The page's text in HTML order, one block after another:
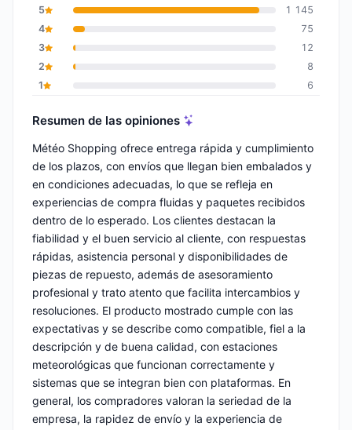
5
1 145
4
75
3
12
2
8
1
6
Resumen de las opiniones
Météo Shopping ofrece entrega rápida y cumplimiento
de los plazos, con envíos que llegan bien embalados y
en condiciones adecuadas, lo que se refleja en
experiencias de compra fluidas y paquetes recibidos
dentro de lo esperado. Los clientes destacan la
fiabilidad y el buen servicio al cliente, con respuestas
rápidas, asistencia personal y disponibilidades de
piezas de repuesto, además de asesoramiento
profesional y trato atento que facilita intercambios y
resoluciones. El producto mostrado cumple con las
expectativas y se describe como compatible, fiel a la
descripción y de buena calidad, con estaciones
meteorológicas que funcionan correctamente y
sistemas que se integran bien con plataformas. En
general, los compradores valoran la seriedad de la
empresa, la rapidez de envío y la experiencia de